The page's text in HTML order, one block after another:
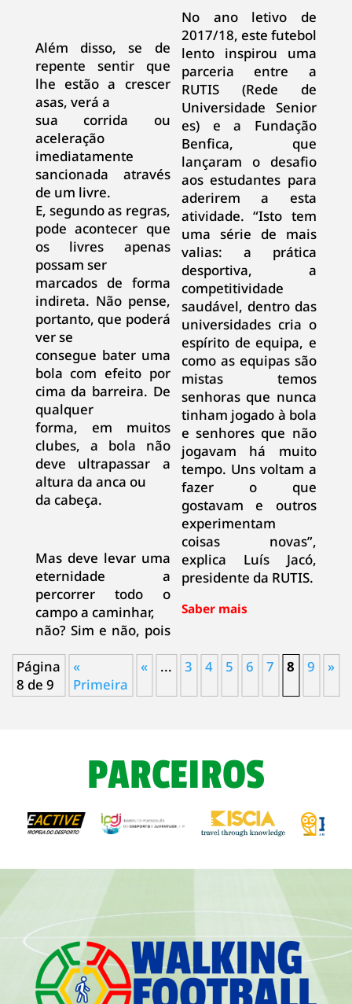
Além disso, se de
repente sentir que
lhe estão a crescer
asas, verá a
sua corrida ou
aceleração
imediatamente
sancionada através
de um livre.
E, segundo as regras,
pode acontecer que
os livres apenas
possam ser
marcados de forma
indireta. Não pense,
portanto, que poderá
ver se
consegue bater uma
bola com efeito por
cima da barreira. De
qualquer
forma, em muitos
clubes, a bola não
deve ultrapassar a
altura da anca ou
da cabeça.
Mas deve levar uma
eternidade a
percorrer todo o
campo a caminhar,
não? Sim e não, pois
No ano letivo de
2017/18, este futebol
lento inspirou uma
parceria entre a
RUTIS (Rede de
Universidade Senior
es) e a Fundação
Benfica, que
lançaram o desafio
aos estudantes para
aderirem a esta
atividade. “Isto tem
uma série de mais
valias: a prática
desportiva, a
competitividade
saudável, dentro das
universidades cria o
espírito de equipa, e
como as equipas são
mistas temos
senhoras que nunca
tinham jogado à bola
e senhores que não
jogavam há muito
tempo. Uns voltam a
fazer o que
gostavam e outros
experimentam
coisas novas”,
explica Luís Jacó,
presidente da RUTIS.
Página
8 de 9
«
Primeira
« ... 3 4 5 6 7 8 9 »
PARCEIROS